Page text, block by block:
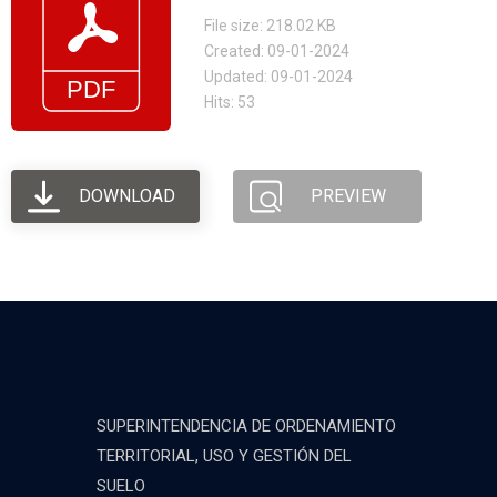
File size: 218.02 KB
Created: 09-01-2024
Updated: 09-01-2024
Hits: 53
DOWNLOAD PREVIEW
SUPERINTENDENCIA DE ORDENAMIENTO
TERRITORIAL, USO Y GESTIÓN DEL
SUELO